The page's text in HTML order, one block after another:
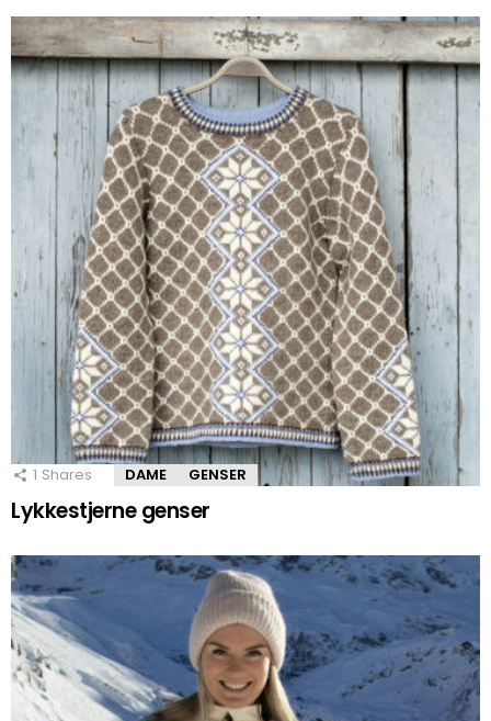
1 Shares DAME GENSER
Lykkestjerne genser